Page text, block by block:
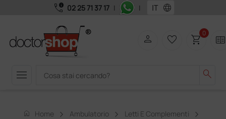
call_quality 02 25 71 37 17 | | language
menu search
person favorite_border shopping_cart0 two_pager
home Home Ambulatorio
Letti E Complementi